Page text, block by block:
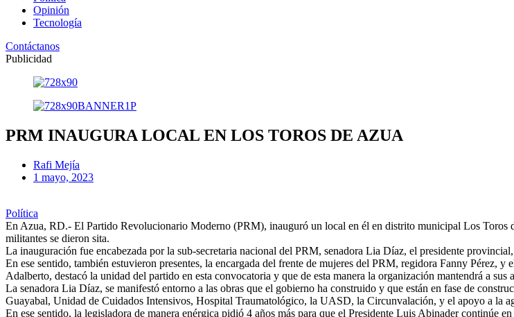
Opinión
Tecnología
Contáctanos
Publicidad
PRM INAUGURA LOCAL EN LOS TOROS DE AZUA
Rafi Mejía
1 mayo, 2023
Política
En Azua, RD.- El Partido Revolucionario Moderno (PRM), inauguró un local en él en distrito municipal Los
militantes se dieron sita.
La inauguración fue encabezada por la sub-secretaria nacional del PRM, senadora Lia Díaz, el presidente
En ese sentido, también estuvieron presentes, la encargada del frente de mujeres del PRM, regidora Fanny Pérez,
Adalberto, destacó la unidad del partido en esta convocatoria y que de esta manera la organización mantendrá a
La senadora Lia Díaz, se manifestó entorno a las obras que el gobierno ha construido y que están en fase de
Guayabal, Unidad de Cuidados Intensivos, Hospital Traumatológico, la UASD, la Circunvalación, y el apoyo a la
En ese sentido, la legisladora de manera enérgica pidió 4 años más para que el Presidente Luis Abinader continúe